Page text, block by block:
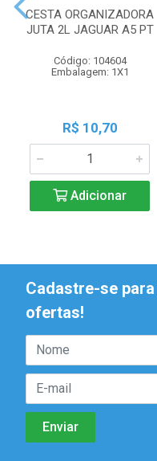
CESTA ORGANIZADORA
JUTA 2L JAGUAR A5 PT
Código: 104604
Embalagem: 1X1
R$ 10,70
Adicionar
Cadastre-se
ofertas!